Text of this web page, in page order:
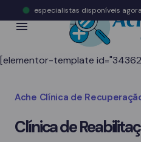
[elementor-template
Ache Clínica de
Clínica de
especialistas disponíveis agora